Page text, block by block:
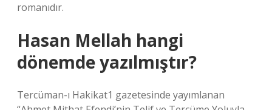
romanıdır.
Hasan Mellah hangi
dönemde yazılmıştır?
Tercüman-ı Hakikat1 gazetesinde yayımlanan